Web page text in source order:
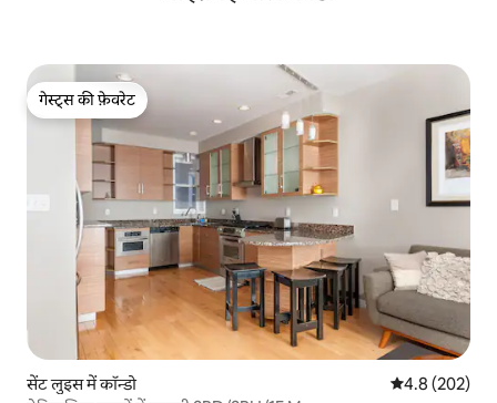
गेस्ट्स की फ़ेवरेट
गेस्ट्स की फ़ेवरेट
सेंट लुइस में कॉन्डो औसत रेटिंग 5 में
4.8 (202)